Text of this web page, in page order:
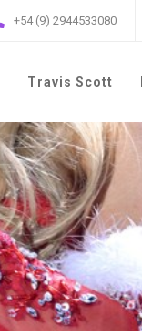
+54 (9) 2944533080
Travis Scott